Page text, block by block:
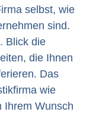
selbst, wie
sind.
Blick die
die Ihnen
Das
wie
Ihrem Wunsch